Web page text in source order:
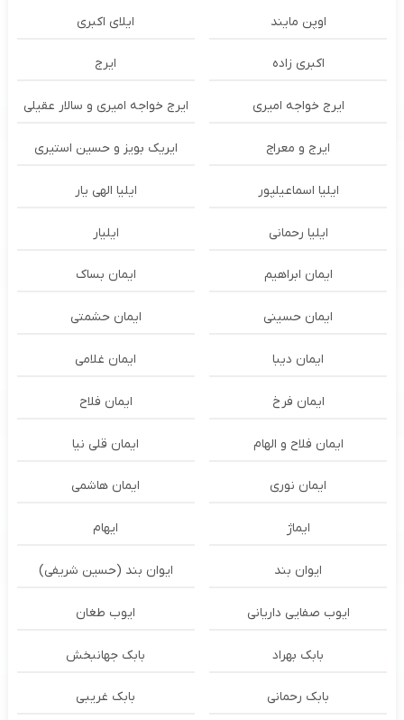
اوپن مایند ايلاى اكبرى
اکبری زاده ایرج
ایرج خواجه امیری ایرج خواجه امیری و سالار عقیلی
ایرج و معراج ایریک بویز و حسین استیری
ایلیا اسماعیلپور ایلیا الهی یار
ایلیا رحمانی ایلیار
ایمان ابراهیم ایمان بساک
ایمان حسینی ایمان حشمتی
ایمان دیبا ایمان غلامی
ایمان فرخ ایمان فلاح
ایمان فلاح و الهام ایمان قلی نیا
ایمان نوری ایمان هاشمی
ایماژ ایهام
ایوان بند ایوان بند (حسین شریفی)
ایوب صفایی داریانی ایوب طغان
بابک بهراد بابک جهانبخش
بابک رحمانی بابک غریبی